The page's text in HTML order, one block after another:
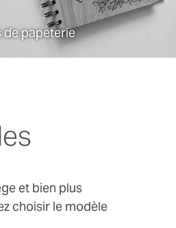
de papeterie
des motifs gravés et
des carnets, la maroquinerie
photo haut de gamme.
et bien plus
choisir le modèle